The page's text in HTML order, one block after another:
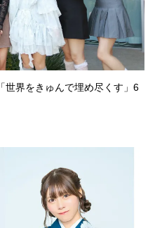
界をきゅんで埋め尽くす」6